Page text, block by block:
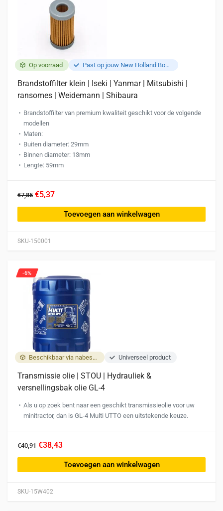
Op voorraad Past op jouw New Holland Boomer 2035
SKU-150001
Brandstoffilter klein | Iseki | Yanmar | Mitsubishi |
ransomes | Weidemann | Shibaura
Brandstoffilter van premium kwaliteit geschikt voor de volgende
modellen
Maten:
Buiten diameter: 29mm
Binnen diameter: 13mm
Lengte: 59mm
€7,85 €5,37
Toevoegen aan winkelwagen
Beschikbaar via nabestelling Universeel product
SKU-15W402
-6%
Transmissie olie | STOU | Hydrauliek &
versnellingsbak olie GL-4
Als u op zoek bent naar een geschikt transmissieolie voor uw
minitractor, dan is GL-4 Multi UTTO een uitstekende keuze.
€40,91 €38,43
Toevoegen aan winkelwagen